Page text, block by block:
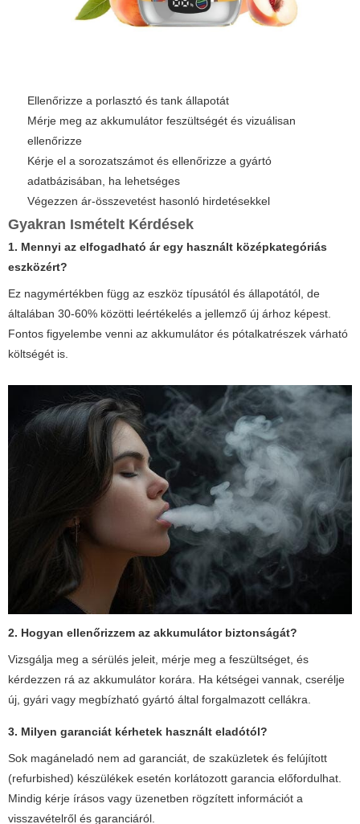
Ellenőrizze a porlasztó és tank állapotát
Mérje meg az akkumulátor feszültségét és vizuálisan
ellenőrizze
Kérje el a sorozatszámot és ellenőrizze a gyártó
adatbázisában, ha lehetséges
Végezzen ár-összevetést hasonló hirdetésekkel
Gyakran Ismételt Kérdések
1. Mennyi az elfogadható ár egy használt középkategóriás
eszközért?
Ez nagymértékben függ az eszköz típusától és állapotától, de
általában 30-60% közötti leértékelés a jellemző új árhoz képest.
Fontos figyelembe venni az akkumulátor és pótalkatrészek várható
költségét is.
2. Hogyan ellenőrizzem az akkumulátor biztonságát?
Vizsgálja meg a sérülés jeleit, mérje meg a feszültséget, és
kérdezzen rá az akkumulátor korára. Ha kétségei vannak, cserélje
új, gyári vagy megbízható gyártó által forgalmazott cellákra.
3. Milyen garanciát kérhetek használt eladótól?
Sok magáneladó nem ad garanciát, de szaküzletek és felújított
(refurbished) készülékek esetén korlátozott garancia előfordulhat.
Mindig kérje írásos vagy üzenetben rögzített információt a
visszavételről és garanciáról.